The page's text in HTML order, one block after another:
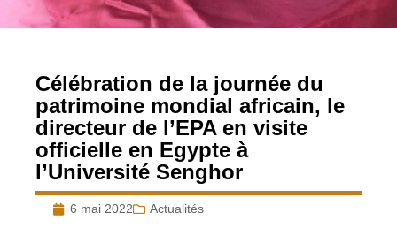
Célébration de la journée du
patrimoine mondial africain, le
directeur de l’EPA en visite
officielle en Egypte à
l’Université Senghor
6 mai 2022 Actualités